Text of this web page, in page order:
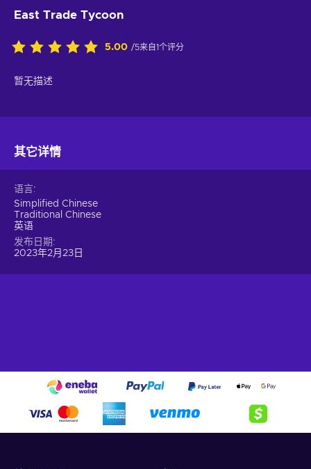
East Trade Tycoon
5.00 /5来自1个评分
暂无描述
其它详情
语言
Simplified Chinese
Traditional Chinese
英语
发布日期
2023年2月23日